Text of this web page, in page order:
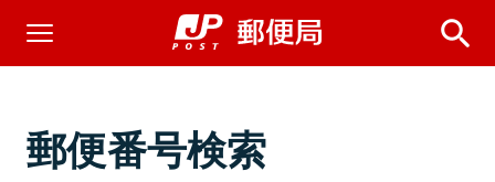
郵便番号検索